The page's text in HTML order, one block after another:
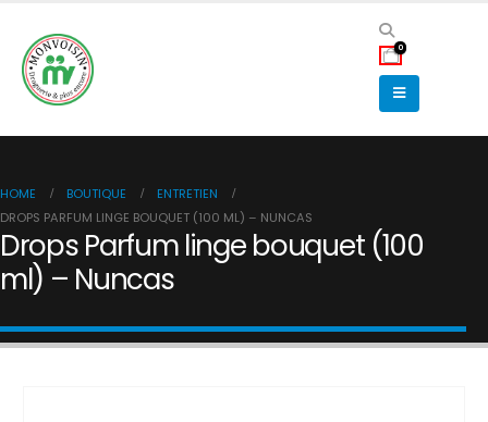
0
HOME BOUTIQUE
ENTRETIEN
DROPS PARFUM LINGE BOUQUET (100 ML) – NUNCAS
Drops Parfum linge bouquet (100
ml) – Nuncas